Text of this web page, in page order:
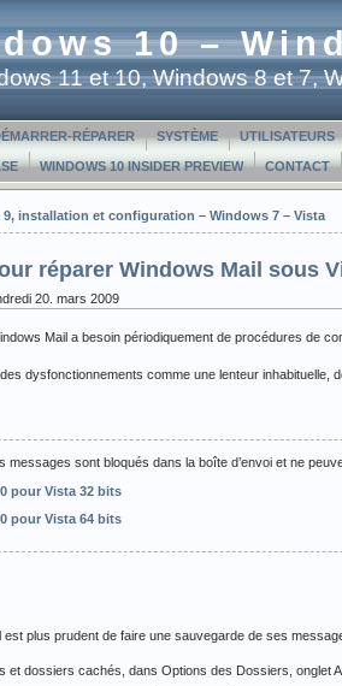
10 –
11 et 10, Windows 8 et 7,
RÉPARER SYSTÈME UTILISATEURS
WINDOWS 10 INSIDER PREVIEW CONTACT
installation et configuration – Windows 7 – Vista
réparer Windows Mail sous
20. mars 2009
Mail a besoin périodiquement de procédures de
dysfonctionnements comme une lenteur inhabituelle,
messages sont bloqués dans la boîte d’envoi et ne
pour Vista 32 bits
pour Vista 64 bits
est plus prudent de faire une sauvegarde de ses
et dossiers cachés, dans Options des Dossiers, onglet